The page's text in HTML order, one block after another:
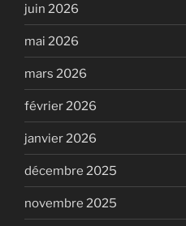
juin 2026
mai 2026
mars 2026
février 2026
janvier 2026
décembre 2025
novembre 2025